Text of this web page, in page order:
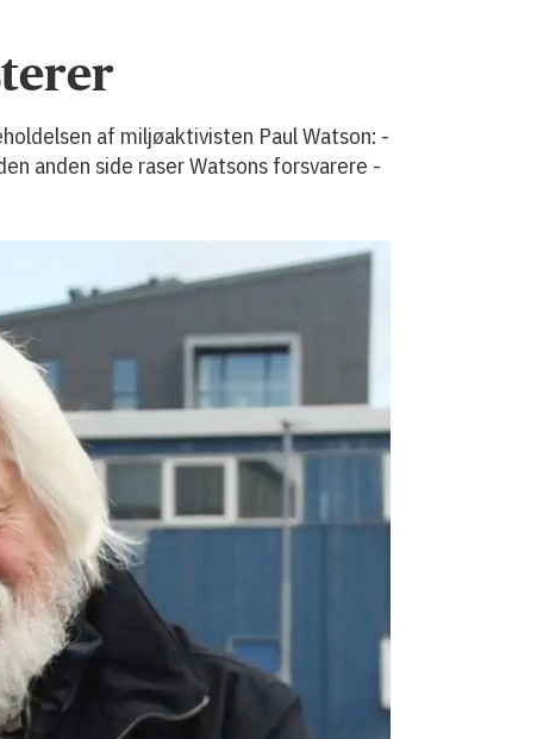
af miljøaktivisten Paul Watson: -
anden side raser Watsons forsvarere -